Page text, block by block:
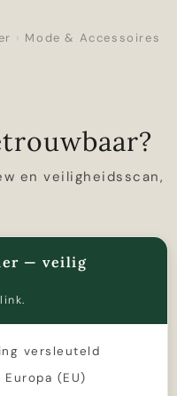
› Mode & Accessoires
en veiligheidsscan,
— veilig
versleuteld
(EU)